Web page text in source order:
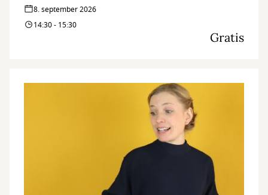
8. september 2026
14:30 - 15:30
Gratis